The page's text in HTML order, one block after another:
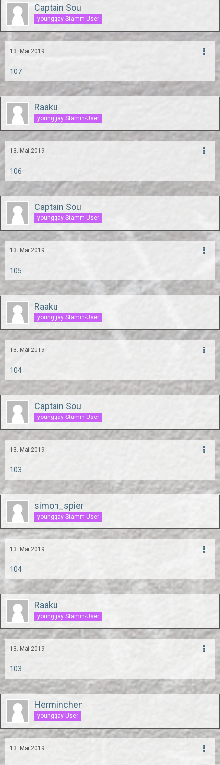
Captain Soul
younggay Stamm-User
13. Mai 2019
107
Raaku
younggay Stamm-User
13. Mai 2019
106
Captain Soul
younggay Stamm-User
13. Mai 2019
105
Raaku
younggay Stamm-User
13. Mai 2019
104
Captain Soul
younggay Stamm-User
13. Mai 2019
103
simon_spier
younggay Stamm-User
13. Mai 2019
104
Raaku
younggay Stamm-User
13. Mai 2019
103
Herminchen
younggay User
13. Mai 2019